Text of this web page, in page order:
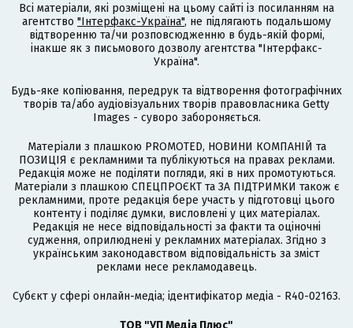
Всі матеріали, які розміщені на цьому сайті із посиланням на
агентство "Інтерфакс-Україна", не підлягають подальшому
відтворенню та/чи розповсюдженню в будь-якій формі,
інакше як з письмового дозволу агентства "Інтерфакс-
Україна".
Будь-яке копіювання, передрук та відтворення фотографічних
творів та/або аудіовізуальних творів правовласника Getty
Images - суворо забороняється.
Матеріали з плашкою PROMOTED, НОВИНИ КОМПАНІЙ та
ПОЗИЦІЯ є рекламними та публікуються на правах реклами.
Редакція може не поділяти погляди, які в них промотуються.
Матеріали з плашкою СПЕЦПРОЄКТ та ЗА ПІДТРИМКИ також є
рекламними, проте редакція бере участь у підготовці цього
контенту і поділяє думки, висловлені у цих матеріалах.
Редакція не несе відповідальності за факти та оціночні
судження, оприлюднені у рекламних матеріалах. Згідно з
українським законодавством відповідальність за зміст
реклами несе рекламодавець.
Cубєкт у сфері онлайн-медіа; ідентифікатор медіа - R40-02163.
ТОВ "УП Медіа Плюс"